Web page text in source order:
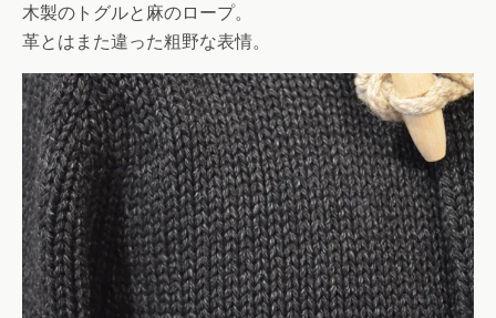
木製のトグルと麻のロープ。
革とはまた違った粗野な表情。